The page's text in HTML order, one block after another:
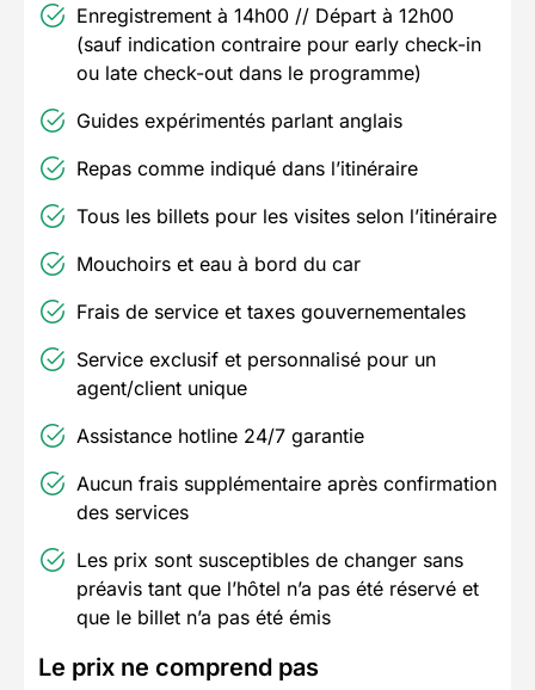
Enregistrement à 14h00 // Départ à 12h00
(sauf indication contraire pour early check-in
ou late check-out dans le programme)
Guides expérimentés parlant anglais
Repas comme indiqué dans l’itinéraire
Tous les billets pour les visites selon l’itinéraire
Mouchoirs et eau à bord du car
Frais de service et taxes gouvernementales
Service exclusif et personnalisé pour un
agent/client unique
Assistance hotline 24/7 garantie
Aucun frais supplémentaire après confirmation
des services
Les prix sont susceptibles de changer sans
préavis tant que l’hôtel n’a pas été réservé et
que le billet n’a pas été émis
Le prix ne comprend pas